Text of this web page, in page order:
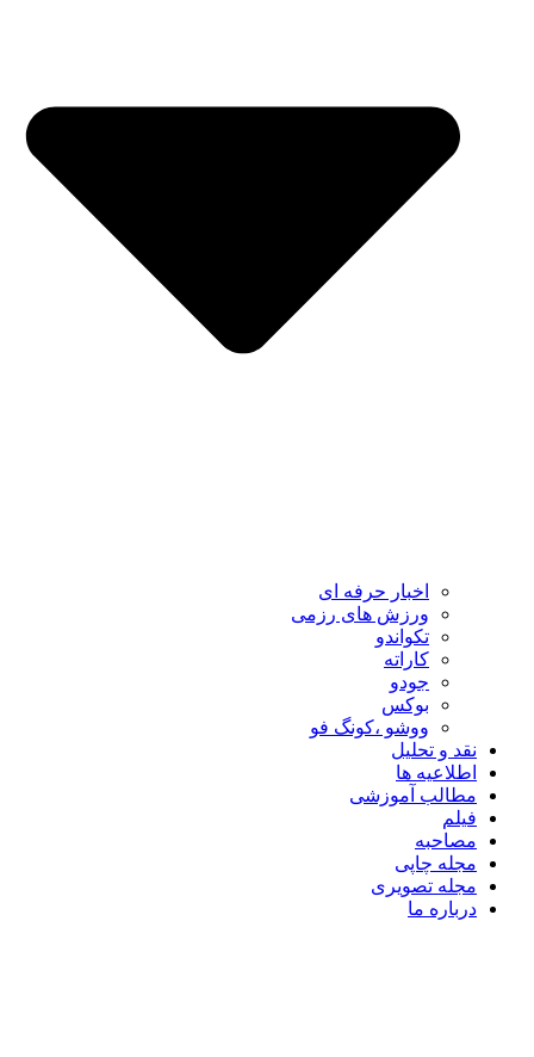
اخبار حرفه ای
ورزش های رزمی
تکواندو
کاراته
جودو
بوکس
ووشو ،کونگ فو
نقد و تحلیل
اطلاعیه ها
مطالب آموزشی
فیلم
مصاحبه
مجله چاپی
مجله تصویری
درباره ما